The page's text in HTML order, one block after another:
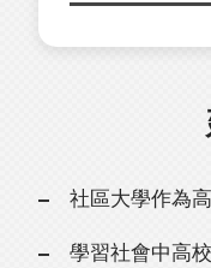
社區大學作為
學習社會中高